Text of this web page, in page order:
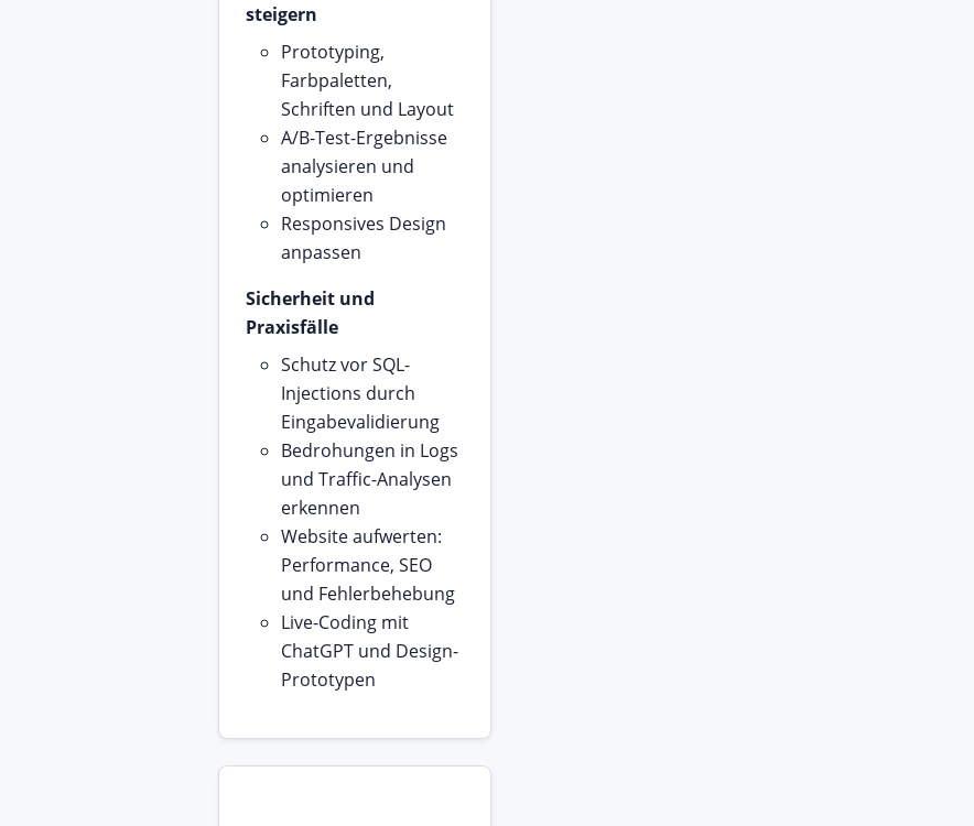
steigern
Prototyping,
Farbpaletten,
Schriften und Layout
A/B-Test-Ergebnisse
analysieren und
optimieren
Responsives Design
anpassen
Sicherheit und
Praxisfälle
Schutz vor SQL-
Injections durch
Eingabevalidierung
Bedrohungen in Logs
und Traffic-Analysen
erkennen
Website aufwerten:
Performance, SEO
und Fehlerbehebung
Live-Coding mit
ChatGPT und Design-
Prototypen